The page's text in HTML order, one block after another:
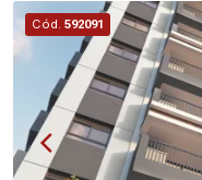
Próximo a
a pontos de ônibus
Cód. 592091